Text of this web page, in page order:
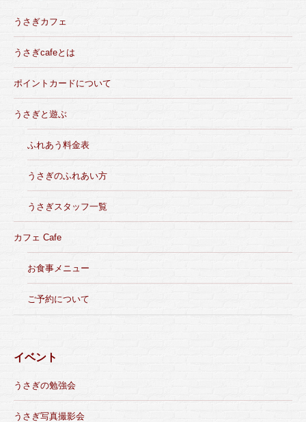
うさぎカフェ
うさぎcafeとは
ポイントカードについて
うさぎと遊ぶ
ふれあう料金表
うさぎのふれあい方
うさぎスタッフ一覧
カフェ Cafe
お食事メニュー
ご予約について
イベント
うさぎの勉強会
うさぎ写真撮影会